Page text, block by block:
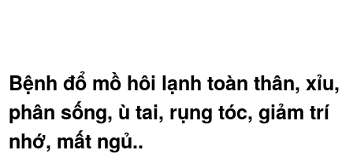
Bệnh đổ mồ hôi lạnh toàn thân, xỉu,
phân sống, ù tai, rụng tóc, giảm trí
nhớ, mất ngủ..